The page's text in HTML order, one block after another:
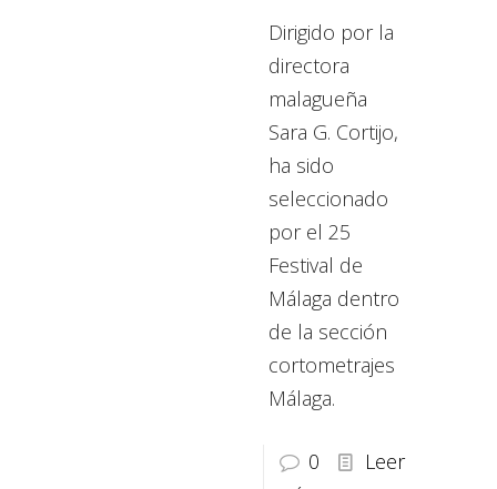
Dirigido por la
directora
malagueña
Sara G. Cortijo,
ha sido
seleccionado
por el 25
Festival de
Málaga dentro
de la sección
cortometrajes
Málaga.
0
Leer